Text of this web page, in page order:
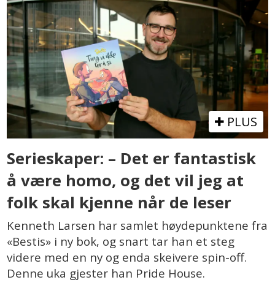
PLUS
Serieskaper: – Det er fantastisk
å være homo, og det vil jeg at
folk skal kjenne når de leser
Kenneth Larsen har samlet høydepunktene fra
«Bestis» i ny bok, og snart tar han et steg
videre med en ny og enda skeivere spin-off.
Denne uka gjester han Pride House.